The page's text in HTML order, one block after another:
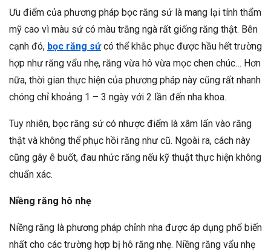
Ưu điểm của phương pháp bọc răng sứ là mang lại tính thẩm
mỹ cao vì màu sứ có màu trắng ngà rất giống răng thật. Bên
cạnh đó, bọc răng sứcó thể khắc phục được hầu hết trường
hợp như răng vẩu nhẹ, răng vừa hô vừa mọc chen chúc… Hơn
nữa, thời gian thực hiện của phương pháp này cũng rất nhanh
chóng chỉ khoảng 1 – 3 ngày với 2 lần đến nha khoa.
Tuy nhiên, bọc răng sứ có nhược điểm là xâm lấn vào răng
thật và không thể phục hồi răng như cũ. Ngoài ra, cách này
cũng gây ê buốt, đau nhức răng nếu kỹ thuật thực hiện không
chuẩn xác.
Niềng răng hô nhẹ
Niềng răng là phương pháp chỉnh nha được áp dụng phổ biến
nhất cho các trường hợp bị hô răng nhẹ. Niềng răng vẩu nhẹ